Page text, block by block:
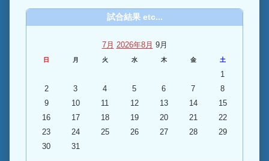
試合結果 etc...
7月 2026年8月 9月
日 月 火 水 木 金 土
1
2
3 4 5 6 7
8
9
10 11 12 13 14
15
16
17 18 19 20 21
22
23
24 25 26 27 28
29
30
31